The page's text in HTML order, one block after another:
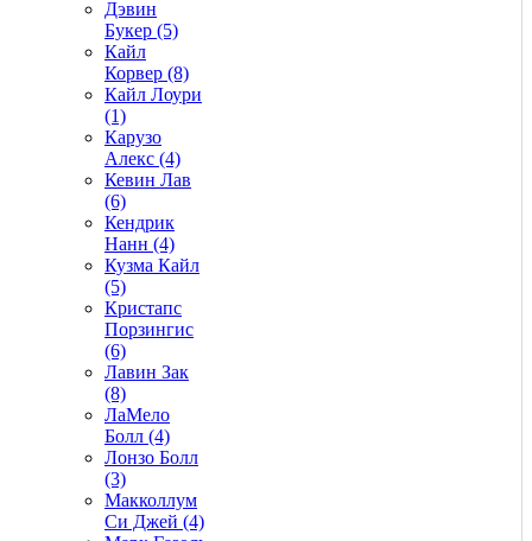
Дэвин
Букер (5)
Кайл
Корвер (8)
Кайл Лоури
(1)
Карузо
Алекс (4)
Кевин Лав
(6)
Кендрик
Нанн (4)
Кузма Кайл
(5)
Кристапс
Порзингис
(6)
Лавин Зак
(8)
ЛаМело
Болл (4)
Лонзо Болл
(3)
Макколлум
Си Джей (4)